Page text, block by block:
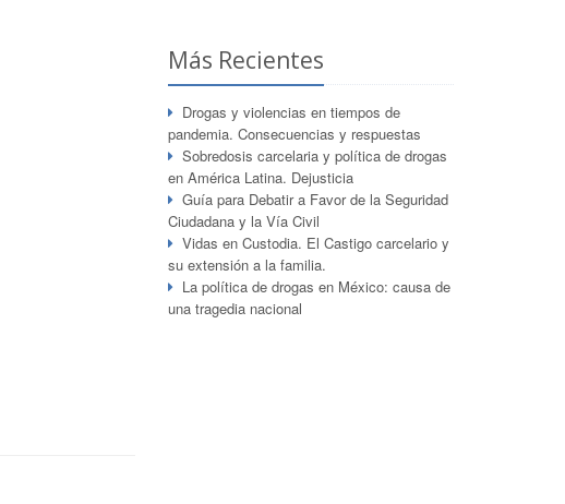
Más Recientes
Drogas y violencias en tiempos de
pandemia. Consecuencias y respuestas
Sobredosis carcelaria y política de drogas
en América Latina. Dejusticia
Guía para Debatir a Favor de la Seguridad
Ciudadana y la Vía Civil
Vidas en Custodia. El Castigo carcelario y
su extensión a la familia.
La política de drogas en México: causa de
una tragedia nacional